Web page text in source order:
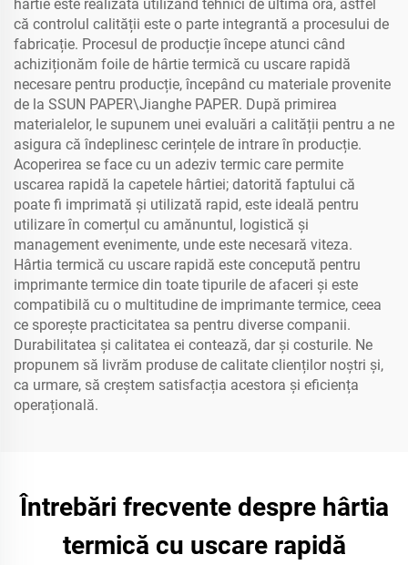
hârtie este realizată utilizând tehnici de ultimă oră, astfel
că controlul calității este o parte integrantă a procesului de
fabricație. Procesul de producție începe atunci când
achiziționăm foile de hârtie termică cu uscare rapidă
necesare pentru producție, începând cu materiale provenite
de la SSUN PAPER\Jianghe PAPER. După primirea
materialelor, le supunem unei evaluări a calității pentru a ne
asigura că îndeplinesc cerințele de intrare în producție.
Acoperirea se face cu un adeziv termic care permite
uscarea rapidă la capetele hârtiei; datorită faptului că
poate fi imprimată și utilizată rapid, este ideală pentru
utilizare în comerțul cu amănuntul, logistică și
management evenimente, unde este necesară viteza.
Hârtia termică cu uscare rapidă este concepută pentru
imprimante termice din toate tipurile de afaceri și este
compatibilă cu o multitudine de imprimante termice, ceea
ce sporește practicitatea sa pentru diverse companii.
Durabilitatea și calitatea ei contează, dar și costurile. Ne
propunem să livrăm produse de calitate clienților noștri și,
ca urmare, să creștem satisfacția acestora și eficiența
operațională.
Întrebări frecvente despre hârtia
termică cu uscare rapidă